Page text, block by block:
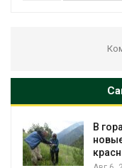
Карачаево-
места
растений